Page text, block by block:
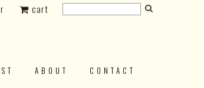
ABOUT CONTACT
cart